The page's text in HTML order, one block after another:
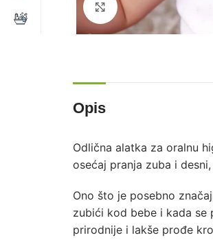
Zumiraj sliku
Opis
Odlična alatka za oralnu
osećaj pranja zuba i
Ono što je posebno
zubići kod bebe i kada se
prirodnije i lakše prođe